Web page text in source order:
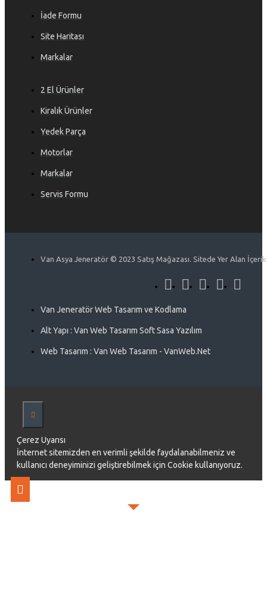
İade Formu
Site Haritası
Markalar
2 El Ürünler
Kiralık Ürünler
Yedek Parça
Motorlar
Markalar
Servis Formu
Van Asya Jeneratör © 2023 Satış Mağazası. Sitede Yer Alan
Van Jeneratör Web Tasarım ve Kodlama
Alt Yapı : Van Web Tasarım Soft Sasa Yazılım
Web Tasarım : Van Web Tasarım - VanWeb.Net
Çerez Uyarısı
İnternet sitemizden en verimli şekilde faydalanabilmeniz ve
kullanıcı deneyiminizi geliştirebilmek için Cookie kullanıyoruz.